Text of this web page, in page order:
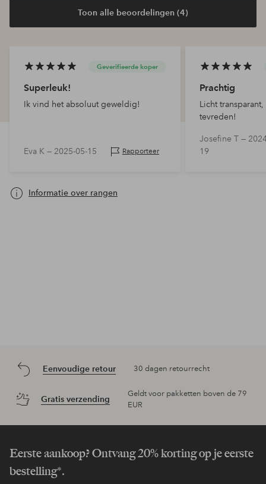
Toon alle beoordelingen (4)
Geverifieerde koper
Superleuk!
Ik vind het absoluut geweldig!
Eva K — 2025-05-15 Rapporteer
Prachtig
Licht
tevreden!
Josefine T —
19
Informatie over rangen
Eenvoudige retour 30 dagen retourrecht
Gratis verzending
Geldt voor pakketten boven de 79
EUR
Eerste aankoop? Ontvang 20% korting op je eerste
bestelling*.